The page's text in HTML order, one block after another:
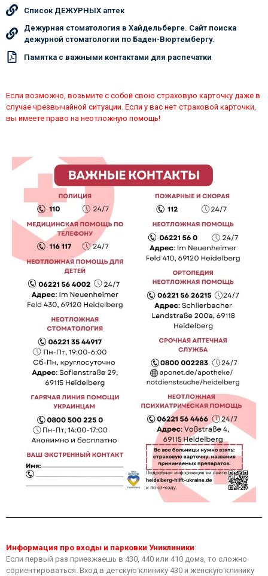
Список ДЕЖУРНЫХ аптек
Дежурная стоматология в Хайдельберге. Сайт поиска
дежурной стоматологии по Баден-Вюртембергу.
Памятка c важными контактами для распечатки
Если возможно, возьмите с собой свою страховую карточку даже в
случае чрезвычайной ситуации. Если у вас нет страховой карточки,
вы имеете право на неотложную помощь!
Информация про входы и парковки Униклиники:
Если первый раз приезжаешь в 430, 440 или 410 дома, то сложно
сориентироваться. Вход в детскую клинику 430 и женскую клинику